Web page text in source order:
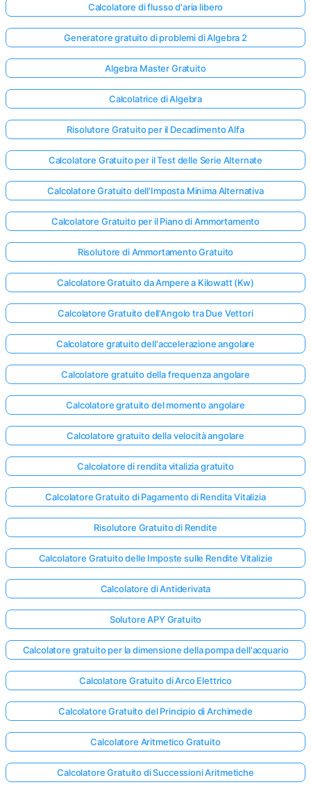
Calcolatore di flusso d'aria libero
Generatore gratuito di problemi di Algebra 2
Algebra Master Gratuito
Calcolatrice di Algebra
Risolutore Gratuito per il Decadimento Alfa
Calcolatore Gratuito per il Test delle Serie Alternate
Calcolatore Gratuito dell'Imposta Minima Alternativa
Calcolatore Gratuito per il Piano di Ammortamento
Risolutore di Ammortamento Gratuito
Calcolatore Gratuito da Ampere a Kilowatt (Kw)
Calcolatore Gratuito dell'Angolo tra Due Vettori
Calcolatore gratuito dell'accelerazione angolare
Calcolatore gratuito della frequenza angolare
Calcolatore gratuito del momento angolare
Calcolatore gratuito della velocità angolare
Calcolatore di rendita vitalizia gratuito
Calcolatore Gratuito di Pagamento di Rendita Vitalizia
Risolutore Gratuito di Rendite
Calcolatore Gratuito delle Imposte sulle Rendite Vitalizie
Calcolatore di Antiderivata
Solutore APY Gratuito
Calcolatore gratuito per la dimensione della pompa dell'acquario
Calcolatore Gratuito di Arco Elettrico
Calcolatore Gratuito del Principio di Archimede
Calcolatore Aritmetico Gratuito
Calcolatore Gratuito di Successioni Aritmetiche